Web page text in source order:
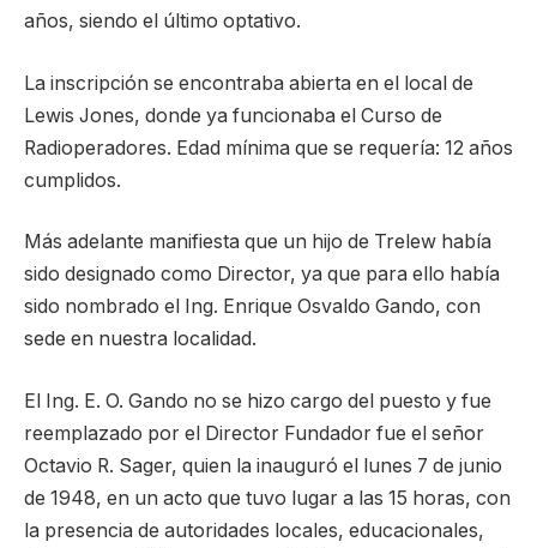
años, siendo el último optativo.
La inscripción se encontraba abierta en el local de
Lewis Jones, donde ya funcionaba el Curso de
Radioperadores. Edad mínima que se requería: 12 años
cumplidos.
Más adelante manifiesta que un hijo de Trelew había
sido designado como Director, ya que para ello había
sido nombrado el Ing. Enrique Osvaldo Gando, con
sede en nuestra localidad.
El Ing. E. O. Gando no se hizo cargo del puesto y fue
reemplazado por el Director Fundador fue el señor
Octavio R. Sager, quien la inauguró el lunes 7 de junio
de 1948, en un acto que tuvo lugar a las 15 horas, con
la presencia de autoridades locales, educacionales,